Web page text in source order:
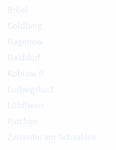
Brüel
Goldberg
Hagenow
Heiddorf
Kobrow II
Ludwigslust
Lübtheen
Parchim
Zarrentin am Schaalsee